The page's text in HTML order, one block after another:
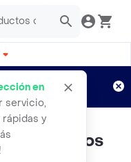
en
servicio,
y
Aplican TyC
Con Dados